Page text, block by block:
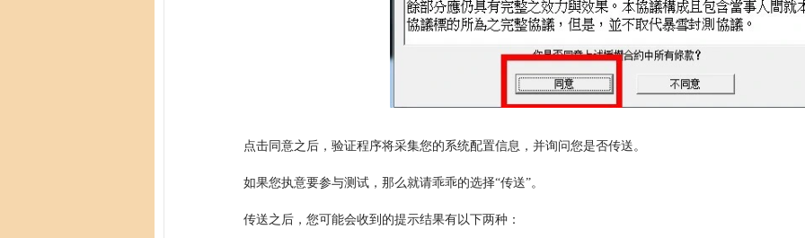
点击同意之后，验证程序将采集您的系统配置信息，并询问您是否传送。
如果您执意要参与测试，那么就请乖乖的选择“传送”。
传送之后，您可能会收到的提示结果有以下两种：